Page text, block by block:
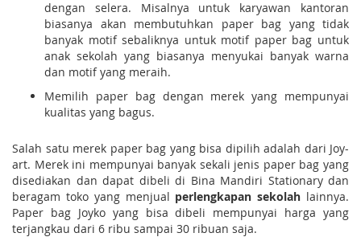
dengan selera. Misalnya untuk karyawan kantoran
biasanya akan membutuhkan paper bag yang tidak
banyak motif sebaliknya untuk motif paper bag untuk
anak sekolah yang biasanya menyukai banyak warna
dan motif yang meraih.
Memilih paper bag dengan merek yang mempunyai
kualitas yang bagus.
Salah satu merek paper bag yang bisa dipilih adalah dari Joy-
art. Merek ini mempunyai banyak sekali jenis paper bag yang
disediakan dan dapat dibeli di Bina Mandiri Stationary dan
beragam toko yang menjual perlengkapan sekolah lainnya.
Paper bag Joyko yang bisa dibeli mempunyai harga yang
terjangkau dari 6 ribu sampai 30 ribuan saja.